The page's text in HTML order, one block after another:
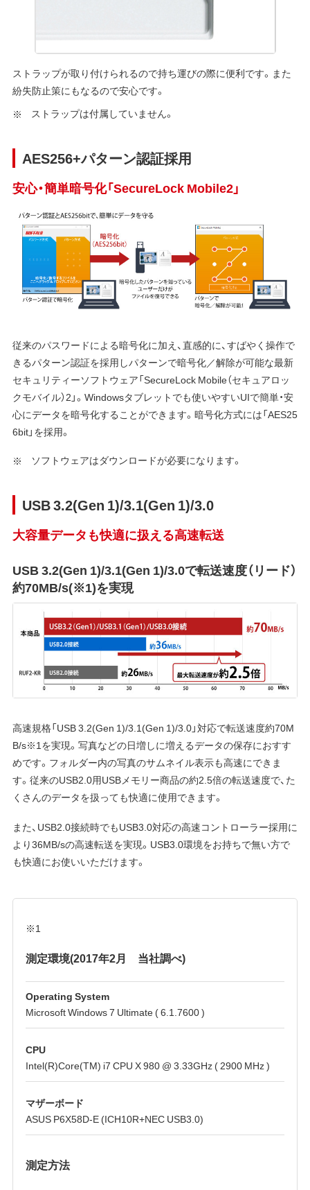
ストラップが取り付けられるので持ち運びの際に便利です。また
紛失防止策にもなるので安心です。
ストラップは付属していません。
AES256+パターン認証採用
安心・簡単暗号化「SecureLock Mobile2」
従来のパスワードによる暗号化に加え、直感的に、すばやく操作で
きるパターン認証を採用しパターンで暗号化／解除が可能な最新
セキュリティーソフトウェア「SecureLock Mobile（セキュアロッ
クモバイル）2」。Windowsタブレットでも使いやすいUIで簡単・安
心にデータを暗号化することができます。暗号化方式には「AES25
6bit」を採用。
ソフトウェアはダウンロードが必要になります。
USB 3.2(Gen 1)/3.1(Gen 1)/3.0
大容量データも快適に扱える高速転送
USB 3.2(Gen 1)/3.1(Gen 1)/3.0で転送速度（リード）
約70MB/s(※1)を実現
高速規格「USB 3.2(Gen 1)/3.1(Gen 1)/3.0」対応で転送速度約70M
B/s※1を実現。写真などの日増しに増えるデータの保存におすす
めです。フォルダー内の写真のサムネイル表示も高速にできま
す。従来のUSB2.0用USBメモリー商品の約2.5倍の転送速度で、た
くさんのデータを扱っても快適に使用できます。
また、USB2.0接続時でもUSB3.0対応の高速コントローラー採用に
より36MB/sの高速転送を実現。USB3.0環境をお持ちで無い方で
も快適にお使いいただけます。
※1
測定環境(2017年2月 当社調べ)
Operating System
Microsoft Windows 7 Ultimate ( 6.1.7600 )
CPU
Intel(R)Core(TM) i7 CPU X 980 @ 3.33GHz ( 2900 MHz )
マザーボード
ASUS P6X58D-E (ICH10R+NEC USB3.0)
測定方法